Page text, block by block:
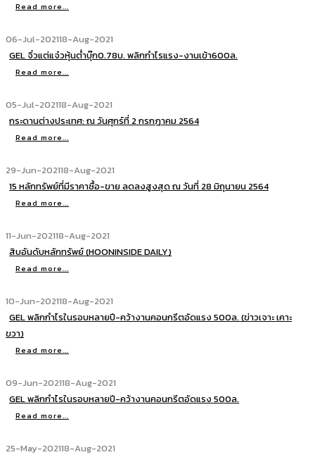
Read more...
06-Jul-202118-Aug-2021
GEL จิ๋วแต่แจ๋วหุ้นต่ำบุ๊ก0.78บ. พลิกกำไรแรง-งานเข้า600ล.
Read more...
05-Jul-202118-Aug-2021
กระดานต่างประเทศ: ณ วันศุกร์ที่ 2 กรกฎาคม 2564
Read more...
29-Jun-202118-Aug-2021
15 หลักทรัพย์ที่มีราคาซื้อ-ขาย ลดลงสูงสุด ณ วันที่ 28 มิถุนายน 2564
Read more...
11-Jun-202118-Aug-2021
สิบอันดับหลักทรัพย์ (HOONINSIDE DAILY)
Read more...
10-Jun-202118-Aug-2021
GEL พลิกกำไรในรอบหลายปี-คว้างานคอนกรีตอัดแรง 500ล. (ข่าวเจาะ เคาะ
ขวา)
Read more...
09-Jun-202118-Aug-2021
GEL พลิกกำไรในรอบหลายปี-คว้างานคอนกรีตอัดแรง 500ล.
Read more...
25-May-202118-Aug-2021